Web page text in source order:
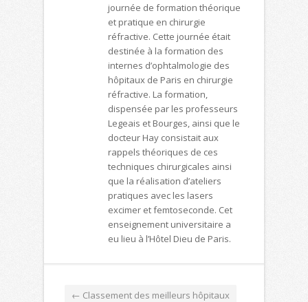
journée de formation théorique
et pratique en chirurgie
réfractive. Cette journée était
destinée à la formation des
internes d’ophtalmologie des
hôpitaux de Paris en chirurgie
réfractive. La formation,
dispensée par les professeurs
Legeais et Bourges, ainsi que le
docteur Hay consistait aux
rappels théoriques de ces
techniques chirurgicales ainsi
que la réalisation d’ateliers
pratiques avec les lasers
excimer et femtoseconde. Cet
enseignement universitaire a
eu lieu à l’Hôtel Dieu de Paris.
← Classement des meilleurs hôpitaux